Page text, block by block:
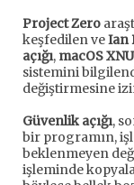
Project Zero
keşfedilen veIan
açığı, macOS XNU
sistemini
değiştirmesine
Güvenlik açığı,
bir programın,
beklenmeyen
işleminde